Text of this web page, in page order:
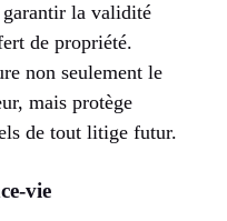
la validité
de propriété.
non seulement le
mais protège
de tout litige futur.
vie